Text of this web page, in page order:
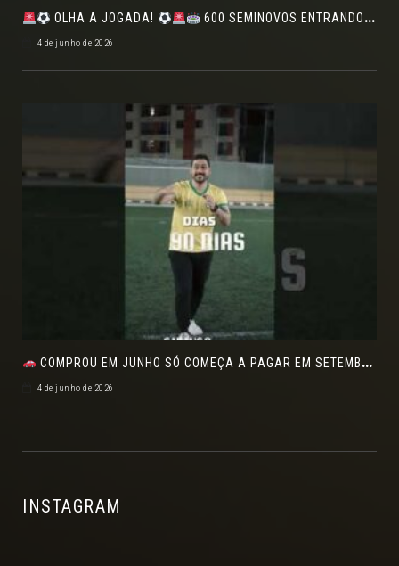
OLHA A JOGADA! 600 SEMINOVOS ENTRANDO EM CAMPO NO FEIRÃO DE VERDADE!
4 de junho de 2026
COMPROU EM JUNHO SÓ COMEÇA A PAGAR EM SETEMBRO!NO FEIRÃO DE VERDADE EM ARACJU
4 de junho de 2026
INSTAGRAM